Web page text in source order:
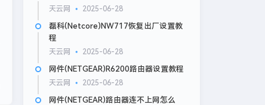
天云网 2025-06-28
磊科(Netcore)NW717恢复出厂设置教
程
天云网 2025-06-28
网件(NETGEAR)R6200路由器设置教程
天云网 2025-06-28
网件(NETGEAR)路由器连不上网怎么